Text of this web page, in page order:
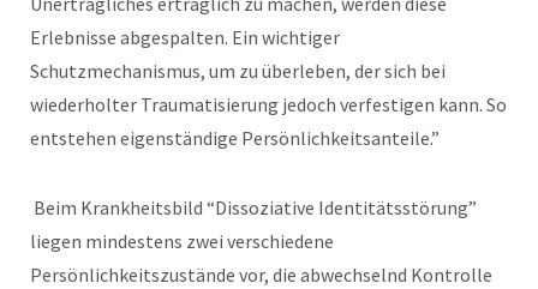
Erlebnisse abgespalten. Ein wichtiger
Schutzmechanismus, um zu überleben, der sich bei
wiederholter Traumatisierung jedoch verfestigen kann. So
entstehen eigenständige Persönlichkeitsanteile.”
Beim Krankheitsbild “Dissoziative Identitätsstörung”
liegen mindestens zwei verschiedene
Persönlichkeitszustände vor, die abwechselnd Kontrolle